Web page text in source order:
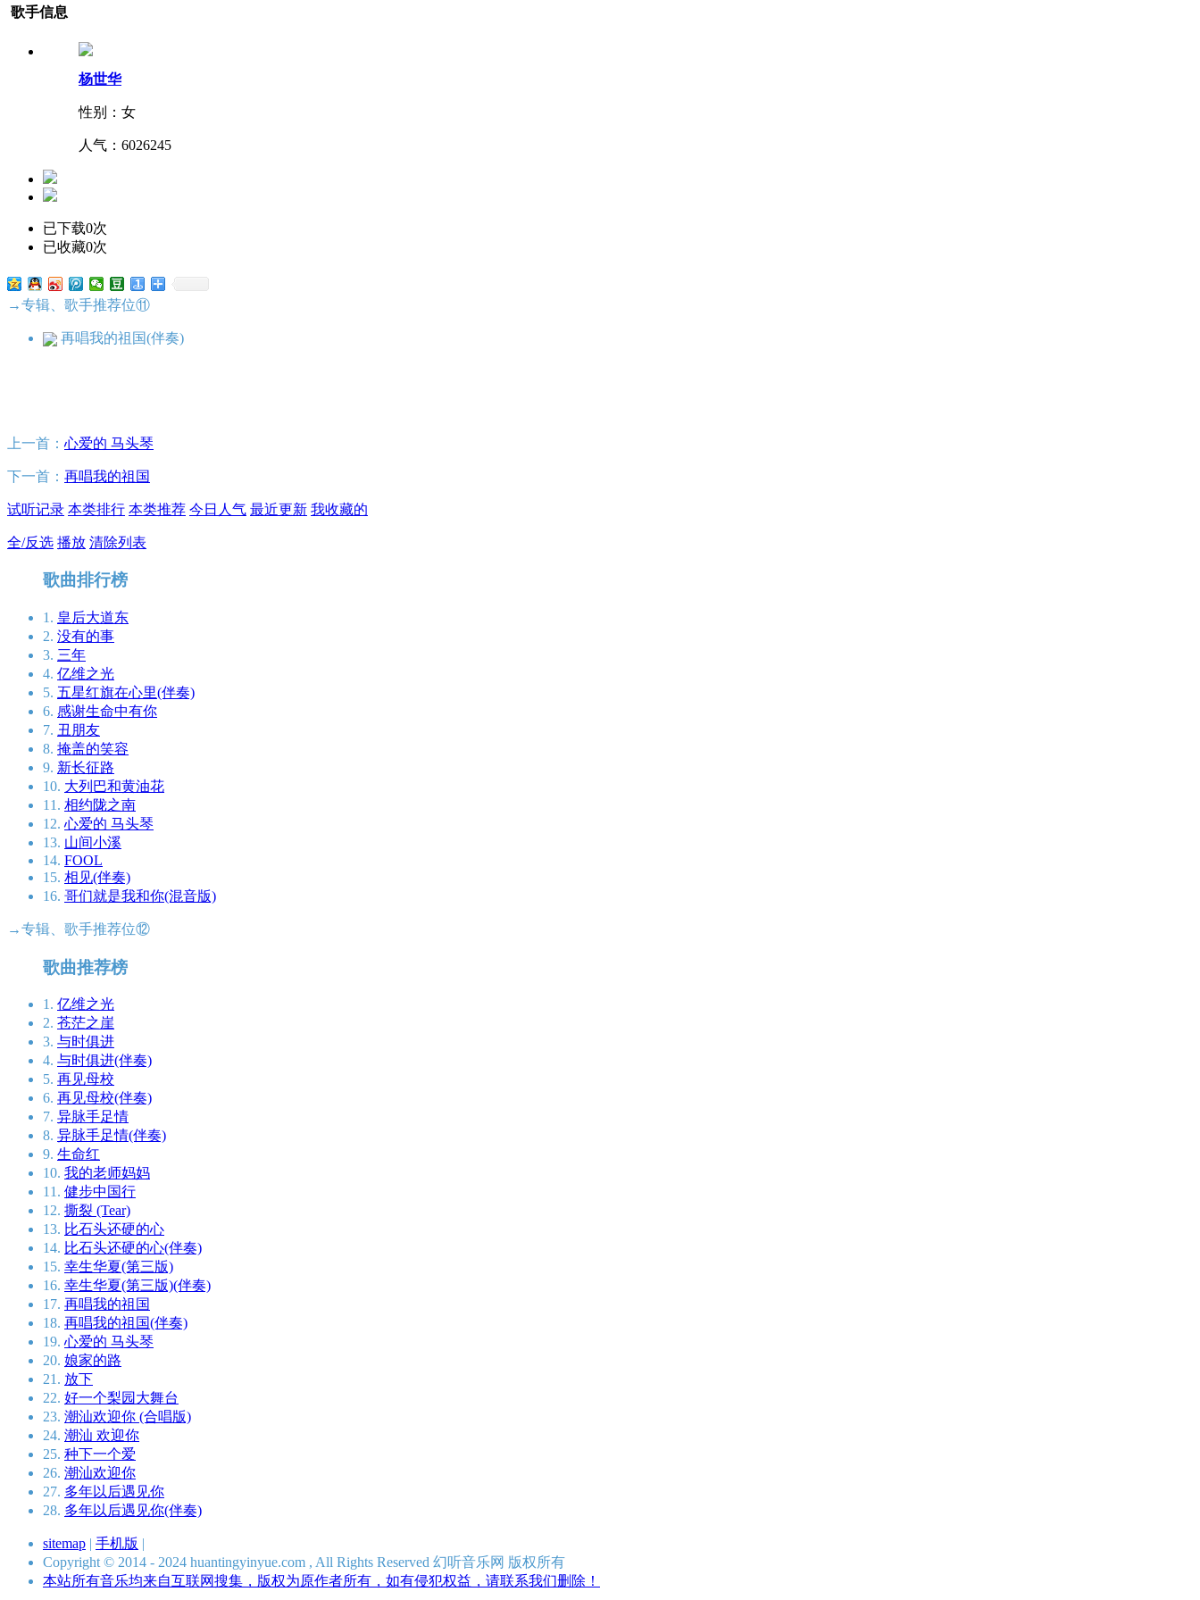
歌手信息
杨世华
性别：女
人气： 6026245
已下载0次
已收藏0次
→专辑、歌手推荐位⑪
再唱我的祖国(伴奏)
上一首： 心爱的 马头琴
下一首： 再唱我的祖国
试听记录 本类排行 本类推荐 今日人气 最近更新 我收藏的
全/反选 播放 清除列表
歌曲排行榜
1. 皇后大道东
2. 没有的事
3. 三年
4. 亿维之光
5. 五星红旗在心里(伴奏)
6. 感谢生命中有你
7. 丑朋友
8. 掩盖的笑容
9. 新长征路
10. 大列巴和黄油花
11. 相约陇之南
12. 心爱的 马头琴
13. 山间小溪
14. FOOL
15. 相见(伴奏)
16. 哥们就是我和你(混音版)
→专辑、歌手推荐位⑫
歌曲推荐榜
1. 亿维之光
2. 苍茫之崖
3. 与时俱进
4. 与时俱进(伴奏)
5. 再见母校
6. 再见母校(伴奏)
7. 异脉手足情
8. 异脉手足情(伴奏)
9. 生命红
10. 我的老师妈妈
11. 健步中国行
12. 撕裂 (Tear)
13. 比石头还硬的心
14. 比石头还硬的心(伴奏)
15. 幸生华夏(第三版)
16. 幸生华夏(第三版)(伴奏)
17. 再唱我的祖国
18. 再唱我的祖国(伴奏)
19. 心爱的 马头琴
20. 娘家的路
21. 放下
22. 好一个梨园大舞台
23. 潮汕欢迎你 (合唱版)
24. 潮汕 欢迎你
25. 种下一个爱
26. 潮汕欢迎你
27. 多年以后遇见你
28. 多年以后遇见你(伴奏)
sitemap | 手机版 |
Copyright © 2014 - 2024 huantingyinyue.com , All Rights Reserved 幻听音乐网 版权所有
本站所有音乐均来自互联网搜集，版权为原作者所有，如有侵犯权益，请联系我们删除！